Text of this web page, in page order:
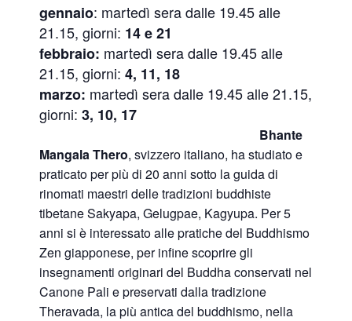
gennaio: martedì sera dalle 19.45 alle
21.15, giorni: 14 e 21
febbraio: martedì sera dalle 19.45 alle
21.15, giorni: 4, 11, 18
marzo: martedì sera dalle 19.45 alle 21.15,
giorni: 3, 10, 17
Bhante
Mangala Thero, svizzero italiano, ha studiato e
praticato per più di 20 anni sotto la guida di
rinomati maestri delle tradizioni buddhiste
tibetane Sakyapa, Gelugpae, Kagyupa. Per 5
anni si è interessato alle pratiche del Buddhismo
Zen giapponese, per infine scoprire gli
insegnamenti originari del Buddha conservati nel
Canone Pali e preservati dalla tradizione
Theravada, la più antica del buddhismo, nella